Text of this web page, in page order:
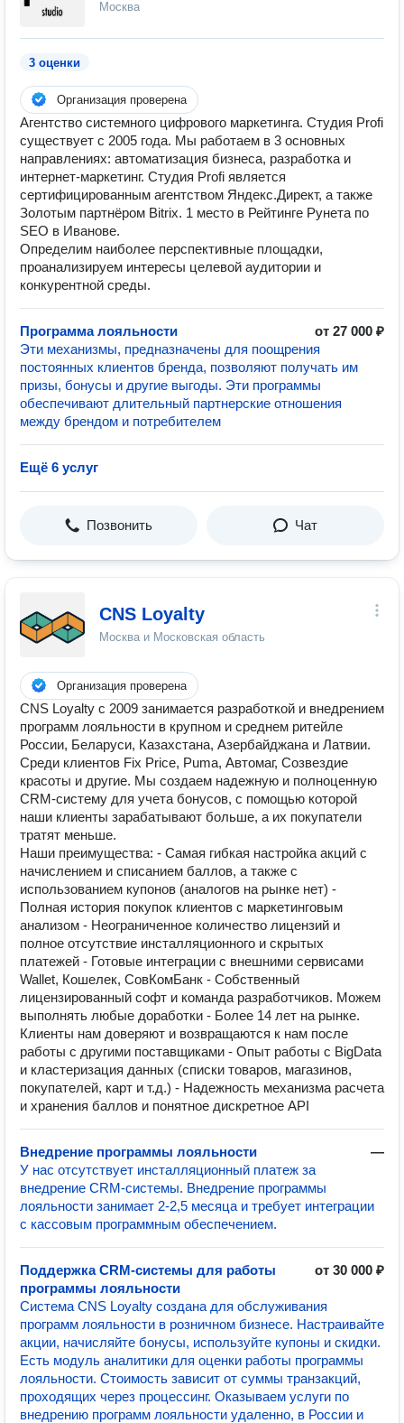
Москва
3 оценки
Организация проверена
Агентство системного цифрового маркетинга. Студия Profi
существует с 2005 года. Мы работаем в 3 основных
направлениях: автоматизация бизнеса, разработка и
интернет-маркетинг. Студия Profi является
сертифицированным агентством Яндекс.Директ, а также
Золотым партнёром Bitrix. 1 место в Рейтинге Рунета по
SEO в Иванове.
Определим наиболее перспективные площадки,
проанализируем интересы целевой аудитории и
конкурентной среды.
Программа лояльности
от 27 000 ₽
Эти механизмы, предназначены для поощрения
постоянных клиентов бренда, позволяют получать им
призы, бонусы и другие выгоды. Эти программы
обеспечивают длительный партнерские отношения
между брендом и потребителем
Ещё 6 услуг
Позвонить Чат
CNS Loyalty
Москва и Московская область
Организация проверена
CNS Loyalty с 2009 занимается разработкой и внедрением
программ лояльности в крупном и среднем ритейле
России, Беларуси, Казахстана, Азербайджана и Латвии.
Среди клиентов Fix Price, Puma, Автомаг, Созвездие
красоты и другие. Мы создаем надежную и полноценную
CRM-систему для учета бонусов, с помощью которой
наши клиенты зарабатывают больше, а их покупатели
тратят меньше.
Наши преимущества: - Самая гибкая настройка акций с
начислением и списанием баллов, а также с
использованием купонов (аналогов на рынке нет) -
Полная история покупок клиентов с маркетинговым
анализом - Неограниченное количество лицензий и
полное отсутствие инсталляционного и скрытых
платежей - Готовые интеграции с внешними сервисами
Wallet, Кошелек, СовКомБанк - Собственный
лицензированный софт и команда разработчиков. Можем
выполнять любые доработки - Более 14 лет на рынке.
Клиенты нам доверяют и возвращаются к нам после
работы с другими поставщиками - Опыт работы с BigData
и кластеризация данных (списки товаров, магазинов,
покупателей, карт и т.д.) - Надежность механизма расчета
и хранения баллов и понятное дискретное API
Внедрение программы лояльности
—
У нас отсутствует инсталляционный платеж за
внедрение CRM-системы. Внедрение программы
лояльности занимает 2-2,5 месяца и требует интеграции
с кассовым программным обеспечением.
Поддержка CRM-системы для работы
программы лояльности
от 30 000 ₽
Система CNS Loyalty создана для обслуживания
программ лояльности в розничном бизнесе. Настраивайте
акции, начисляйте бонусы, используйте купоны и скидки.
Есть модуль аналитики для оценки работы программы
лояльности. Стоимость зависит от суммы транзакций,
проходящих через процессинг. Оказываем услуги по
внедрению программ лояльности удаленно, в России и